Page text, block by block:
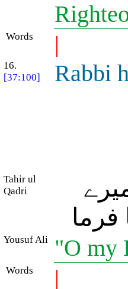
Words |
16.
[37:100]
Rabbi
Tahir ul
Qadri
Yousuf Ali "O my
Words |